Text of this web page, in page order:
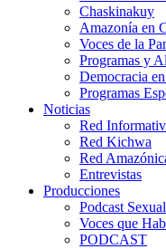
Chaskinakuy
Amazonía en
Voces de la
Programas y
Democracia
Programas
Noticias
Red
Red Kichwa
Red
Entrevistas
Producciones
Podcast
Voces que
PODCAST